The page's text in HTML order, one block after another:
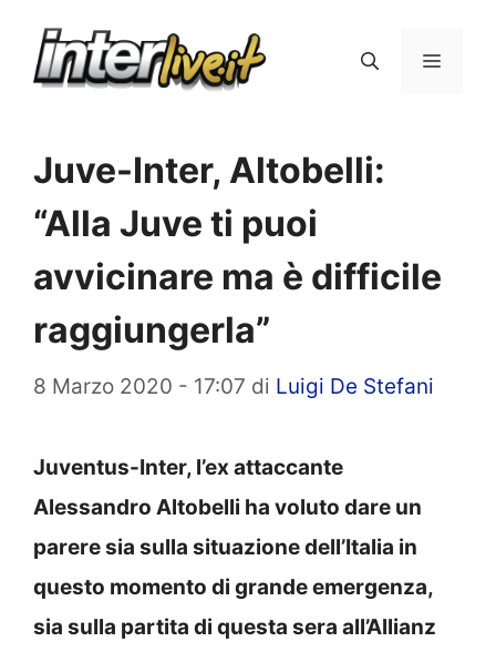
Menu
Juve-Inter, Altobelli:
“Alla Juve ti puoi
avvicinare ma è difficile
raggiungerla”
8 Marzo 2020 - 17:07 di Luigi De Stefani
Juventus-Inter, l’ex attaccante
Alessandro Altobelli ha voluto dare un
parere sia sulla situazione dell’Italia in
questo momento di grande emergenza,
sia sulla partita di questa sera all’Allianz